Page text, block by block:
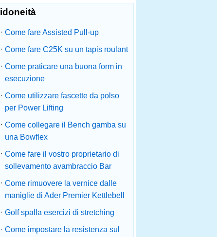
idoneità
· Come fare Assisted Pull-up
· Come fare C25K su un tapis roulant
· Come praticare una buona form in
esecuzione
· Come utilizzare fascette da polso
per Power Lifting
· Come collegare il Bench gamba su
una Bowflex
· Come fare il vostro proprietario di
sollevamento avambraccio Bar
· Come rimuovere la vernice dalle
maniglie di Ader Premier Kettlebell
· Golf spalla esercizi di stretching
· Come impostare la resistenza sul